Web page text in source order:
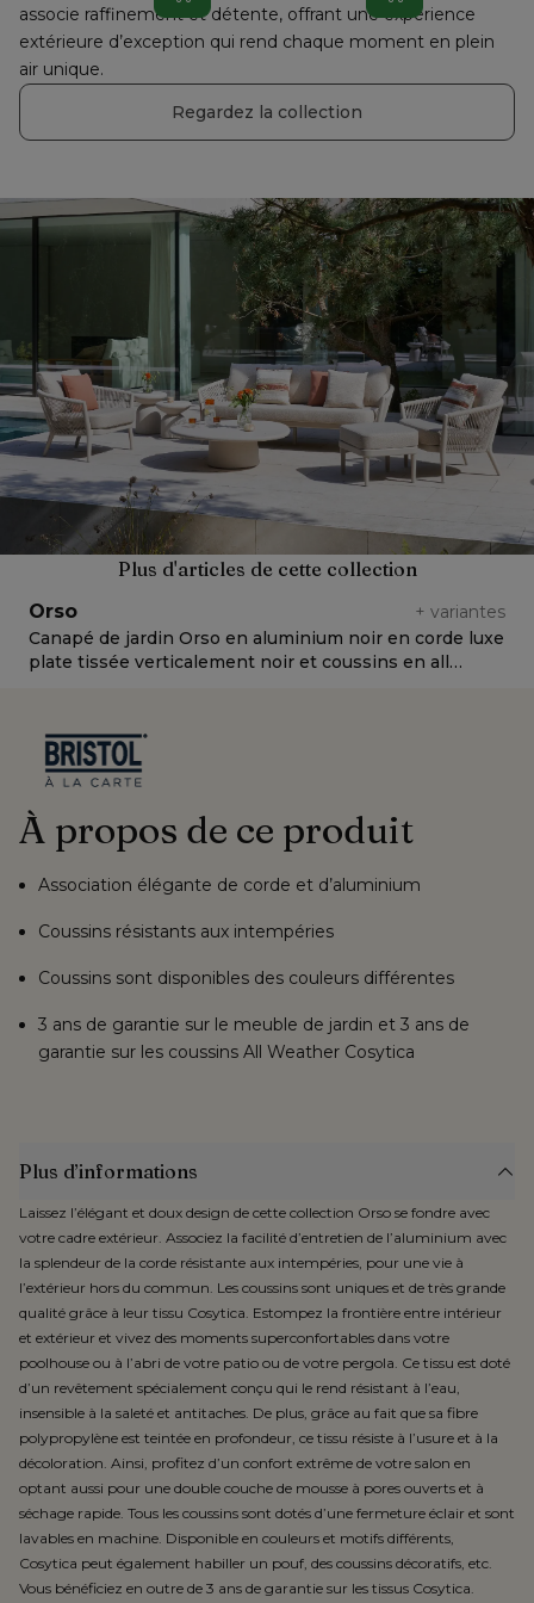
associe raffinement et détente, offrant une expérience
extérieure d’exception qui rend chaque moment en plein
air unique.
Regardez la collection
Plus d'articles de cette collection
Orso + variantes
Canapé de jardin Orso en aluminium noir en corde luxe
plate tissée verticalement noir et coussins en all
À propos de ce produit
Association élégante de corde et d’aluminium
Coussins résistants aux intempéries
Coussins sont disponibles des couleurs différentes
3 ans de garantie sur le meuble de jardin et 3 ans de
garantie sur les coussins All Weather Cosytica
Plus d’informations
Laissez l’élégant et doux design de cette collection Orso se fondre avec
votre cadre extérieur. Associez la facilité d’entretien de l’aluminium avec
la splendeur de la corde résistante aux intempéries, pour une vie à
l’extérieur hors du commun. Les coussins sont uniques et de très grande
qualité grâce à leur tissu Cosytica. Estompez la frontière entre intérieur
et extérieur et vivez des moments superconfortables dans votre
poolhouse ou à l’abri de votre patio ou de votre pergola. Ce tissu est doté
d’un revêtement spécialement conçu qui le rend résistant à l’eau,
insensible à la saleté et antitaches. De plus, grâce au fait que sa fibre
polypropylène est teintée en profondeur, ce tissu résiste à l’usure et à la
décoloration. Ainsi, profitez d’un confort extrême de votre salon en
optant aussi pour une double couche de mousse à pores ouverts et à
séchage rapide. Tous les coussins sont dotés d’une fermeture éclair et sont
lavables en machine. Disponible en couleurs et motifs différents,
Cosytica peut également habiller un pouf, des coussins décoratifs, etc.
Vous bénéficiez en outre de 3 ans de garantie sur les tissus Cosytica.